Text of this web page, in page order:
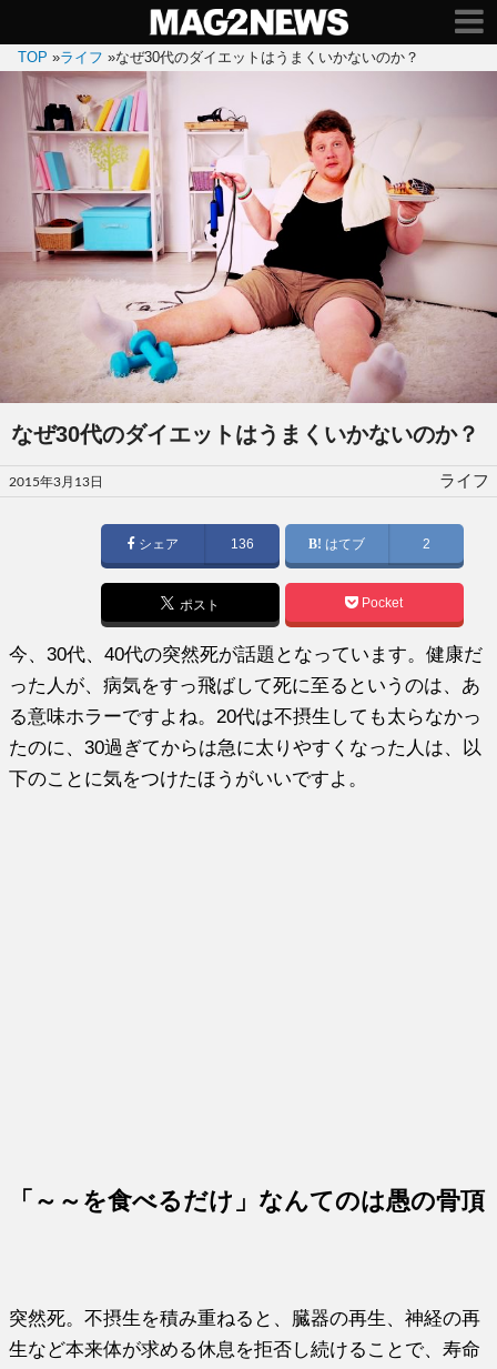
TOP »ライフ »なぜ30代のダイエットはうまくいかないのか？
なぜ30代のダイエットはうまくいかないのか？
投
稿
2015年3月13日 ライフ
シェア 136 はてブ 2
ポスト Pocket
今、30代、40代の突然死が話題となっています。健康だ
った人が、病気をすっ飛ばして死に至るというのは、あ
る意味ホラーですよね。20代は不摂生しても太らなかっ
たのに、30過ぎてからは急に太りやすくなった人は、以
下のことに気をつけたほうがいいですよ。
「～～を食べるだけ」なんてのは愚の骨頂
突然死。不摂生を積み重ねると、臓器の再生、神経の再
生など本来体が求める休息を拒否し続けることで、寿命